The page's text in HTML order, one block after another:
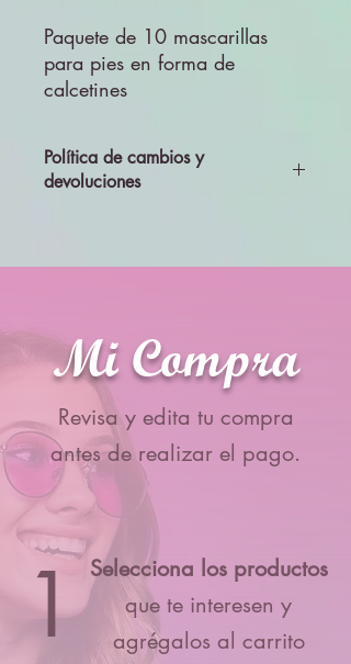
Paquete de 10 mascarillas
para pies en forma de
calcetines
Política de cambios y
devoluciones
aceptará cambios ni devolciones
Mi Compra
Revisa y edita tu compra
antes de realizar el pago.
1 Selecciona los productos
que te interesen y
agrégalos al carrito